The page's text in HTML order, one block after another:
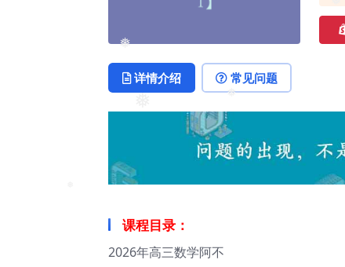
❅
❅
详情介绍 常见问题
课程目录：
2026年高三数学阿不